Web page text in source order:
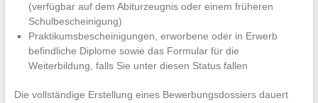
(verfügbar auf dem Abiturzeugnis oder einem früheren
Schulbescheinigung)
Praktikumsbescheinigungen, erworbene oder in Erwerb
befindliche Diplome sowie das Formular für die
Weiterbildung, falls Sie unter diesen Status fallen
Die vollständige Erstellung eines Bewerbungsdossiers dauert